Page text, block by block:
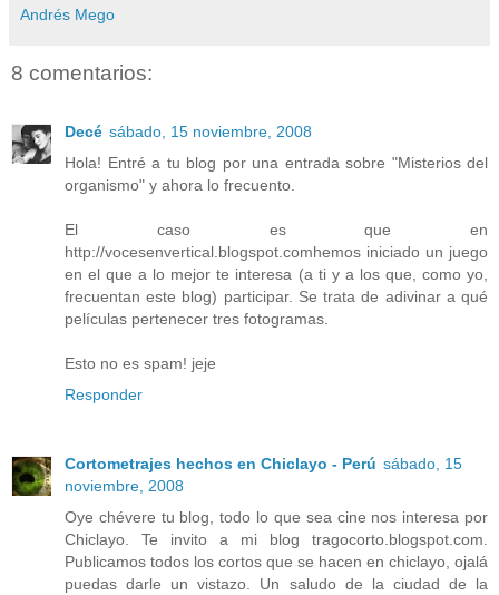
Andrés Mego
8 comentarios:
Decé sábado, 15 noviembre, 2008
Hola! Entré a tu blog por una entrada sobre "Misterios del
organismo" y ahora lo frecuento.
El caso es que en
http://vocesenvertical.blogspot.comhemos iniciado un juego
en el que a lo mejor te interesa (a ti y a los que, como yo,
frecuentan este blog) participar. Se trata de adivinar a qué
películas pertenecer tres fotogramas.
Esto no es spam! jeje
Responder
Cortometrajes hechos en Chiclayo - Perú sábado, 15
noviembre, 2008
Oye chévere tu blog, todo lo que sea cine nos interesa por
Chiclayo. Te invito a mi blog tragocorto.blogspot.com.
Publicamos todos los cortos que se hacen en chiclayo, ojalá
puedas darle un vistazo. Un saludo de la ciudad de la